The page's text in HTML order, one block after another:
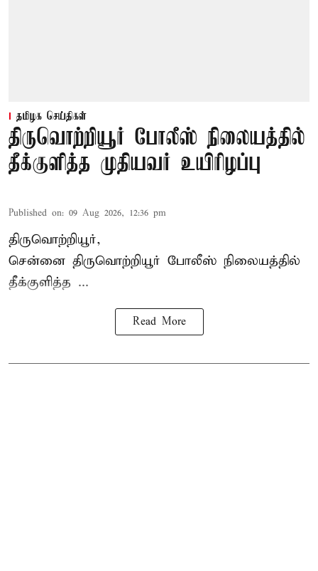
தமிழக செய்திகள்
திருவொற்றியூர் போலீஸ் நிலையத்தில்
தீக்குளித்த முதியவர் உயிரிழப்பு
Published on: 09 Aug 2026, 12:36 pm
திருவொற்றியூர்,
சென்னை திருவொற்றியூர் போலீஸ் நிலையத்தில்
தீக்குளித்த ...
Read More